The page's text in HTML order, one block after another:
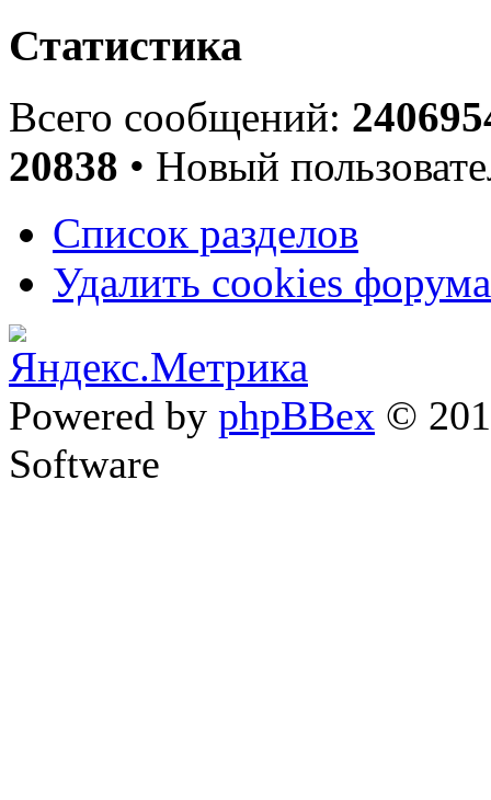
Статистика
Всего сообщений:
20838 • Новый
Список разделов
Удалить cookies форума
Powered by phpBBex ©
Software